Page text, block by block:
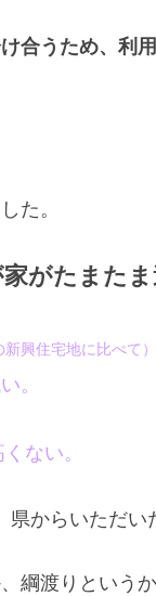
け合うため、利
た。
がたまたま
興住宅地に比べて）
。
ない。
からいただい
綱渡りという